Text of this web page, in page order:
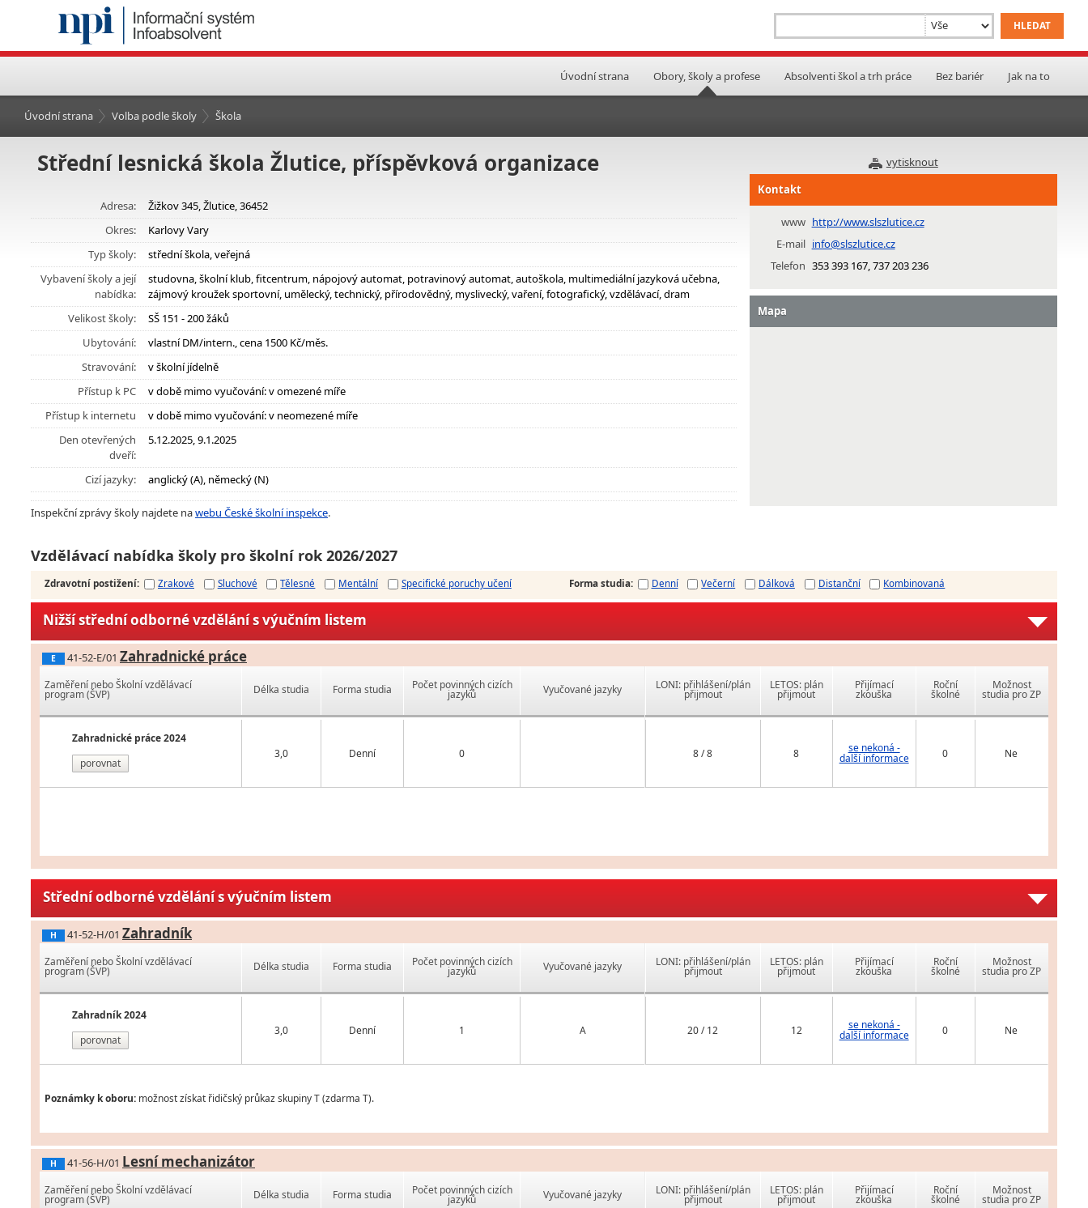
Úvodní strana Obory, školy a profese Absolventi škol a trh práce Bez bariér Jak na to
Úvodní strana Volba podle školy Škola
vytisknout
Střední lesnická škola Žlutice, příspěvková organizace
Adresa:
Žižkov 345, Žlutice, 36452
Okres:
Karlovy Vary
Typ školy:
střední škola, veřejná
Vybavení školy a její
nabídka:
studovna, školní klub, fitcentrum, nápojový automat, potravinový automat, autoškola, multimediální jazyková učebna,
zájmový kroužek sportovní, umělecký, technický, přírodovědný, myslivecký, vaření, fotografický, vzdělávací, dram
Velikost školy:
SŠ 151 - 200 žáků
Ubytování:
vlastní DM/intern., cena 1500 Kč/měs.
Stravování:
v školní jídelně
Přístup k PC
v době mimo vyučování: v omezené míře
Přístup k internetu
v době mimo vyučování: v neomezené míře
Den otevřených
dveří:
5.12.2025, 9.1.2025
Cizí jazyky: anglický (A), německý (N)
Inspekční zprávy školy najdete nawebu České školní inspekce.
Kontakt
www http://www.slszlutice.cz
E-mail info@slszlutice.cz
Telefon 353 393 167, 737 203 236
Mapa
Vzdělávací nabídka školy pro školní rok 2026/2027
Zdravotní postižení: Zrakové Sluchové Tělesné Mentální Specifické poruchy učení Forma studia: Denní Večerní Dálková Distanční Kombinovaná
Nižší střední odborné vzdělání s výučním listem
E 41-52-E/01 Zahradnické práce
Zaměření nebo Školní vzdělávací
program (ŠVP)
Zahradnické práce 2024
porovnat
Délka studia Forma studia Počet povinných cizích
jazyků Vyučované jazyky
3,0 Denní 0
LONI: přihlášení/plán
přijmout
LETOS: plán
přijmout
Přijímací
zkouška
Roční
školné
Možnost
studia pro ZP
8 / 8 8 se nekoná -
další informace 0 Ne
Střední odborné vzdělání s výučním listem
H 41-52-H/01 Zahradník
Zaměření nebo Školní vzdělávací
program (ŠVP)
Zahradník 2024
porovnat
Délka studia Forma studia Počet povinných cizích
jazyků Vyučované jazyky
3,0 Denní 1 A
LONI: přihlášení/plán
přijmout
LETOS: plán
přijmout
Přijímací
zkouška
Roční
školné
Možnost
studia pro ZP
20 / 12 12 se nekoná -
další informace 0 Ne
Poznámky k oboru: možnost získat řidičský průkaz skupiny T (zdarma T).
H 41-56-H/01 Lesní mechanizátor
Zaměření nebo Školní vzdělávací
program (ŠVP) Délka studia Forma studia Počet povinných cizích
jazyků Vyučované jazyky LONI: přihlášení/plán
přijmout
LETOS: plán
přijmout
Přijímací
zkouška
Roční
školné
Možnost
studia pro ZP